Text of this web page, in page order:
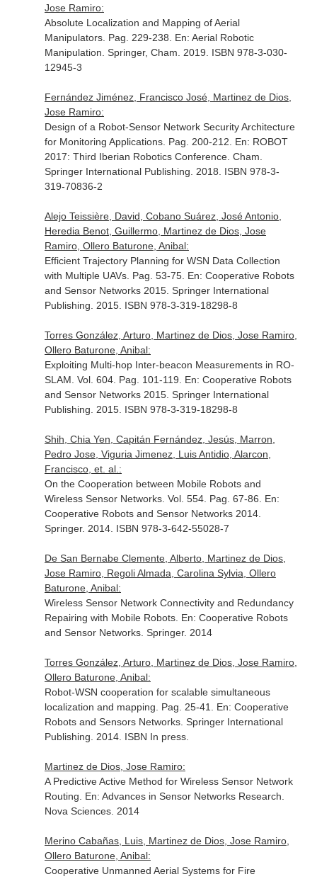
Jose Ramiro:
Absolute Localization and Mapping of Aerial
Manipulators. Pag. 229-238. En: Aerial Robotic
Manipulation . Springer, Cham. 2019. ISBN 978-3-030-
12945-3
Fernández Jiménez, Francisco José, Martinez de Dios,
Jose Ramiro:
Design of a Robot-Sensor Network Security Architecture
for Monitoring Applications. Pag. 200-212. En: ROBOT
2017: Third Iberian Robotics Conference. Cham.
Springer International Publishing. 2018. ISBN 978-3-
319-70836-2
Alejo Teissière, David, Cobano Suárez, José Antonio,
Heredia Benot, Guillermo, Martinez de Dios, Jose
Ramiro, Ollero Baturone, Anibal:
Efficient Trajectory Planning for WSN Data Collection
with Multiple UAVs. Pag. 53-75. En: Cooperative Robots
and Sensor Networks 2015. Springer International
Publishing. 2015. ISBN 978-3-319-18298-8
Torres González, Arturo, Martinez de Dios, Jose Ramiro,
Ollero Baturone, Anibal:
Exploiting Multi-hop Inter-beacon Measurements in RO-
SLAM. Vol. 604. Pag. 101-119. En: Cooperative Robots
and Sensor Networks 2015. Springer International
Publishing. 2015. ISBN 978-3-319-18298-8
Shih, Chia Yen, Capitán Fernández, Jesús, Marron,
Pedro Jose, Viguria Jimenez, Luis Antidio, Alarcon,
Francisco, et. al.:
On the Cooperation between Mobile Robots and
Wireless Sensor Networks. Vol. 554. Pag. 67-86. En:
Cooperative Robots and Sensor Networks 2014.
Springer. 2014. ISBN 978-3-642-55028-7
De San Bernabe Clemente, Alberto, Martinez de Dios,
Jose Ramiro, Regoli Almada, Carolina Sylvia, Ollero
Baturone, Anibal:
Wireless Sensor Network Connectivity and Redundancy
Repairing with Mobile Robots. En: Cooperative Robots
and Sensor Networks. Springer. 2014
Torres González, Arturo, Martinez de Dios, Jose Ramiro,
Ollero Baturone, Anibal:
Robot-WSN cooperation for scalable simultaneous
localization and mapping. Pag. 25-41. En: Cooperative
Robots and Sensors Networks. Springer International
Publishing. 2014. ISBN In press.
Martinez de Dios, Jose Ramiro:
A Predictive Active Method for Wireless Sensor Network
Routing. En: Advances in Sensor Networks Research
Nova Sciences. 2014
Merino Cabañas, Luis, Martinez de Dios, Jose Ramiro,
Ollero Baturone, Anibal:
Cooperative Unmanned Aerial Systems for Fire